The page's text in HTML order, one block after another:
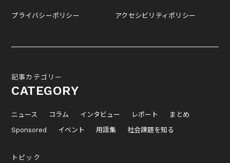
プライバシーポリシー アクセシビリティポリシー
記事カテゴリー
CATEGORY
ニュース コラム インタビュー レポート
まとめ
Sponsored
イベント 用語集 社会課題を知る
トピック